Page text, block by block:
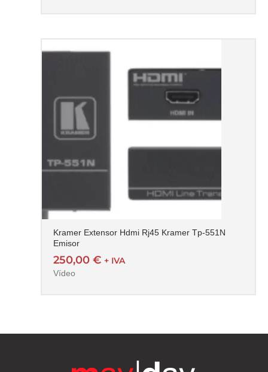
Kramer Extensor Hdmi Rj45 Kramer Tp-551N
Emisor
250,00€ + IVA
Vídeo